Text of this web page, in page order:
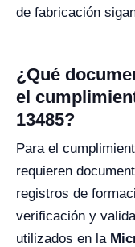
de fabricación
¿Qué
el
13485?
Para el
requieren
registros de
verificación y
utilizados en la